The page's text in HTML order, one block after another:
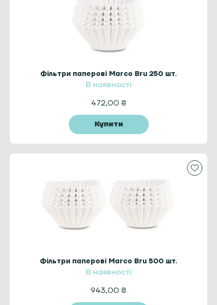
Фільтри паперові Marco Bru 250 шт.
В наявності
472,00 ₴
Купити
Фільтри паперові Marco Bru 500 шт.
В наявності
943,00 ₴